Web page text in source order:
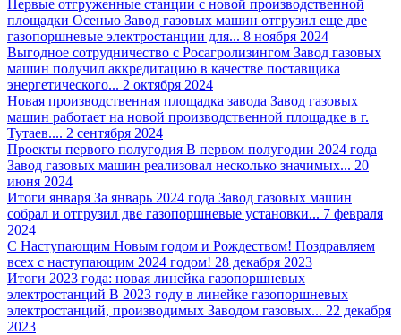
Первые отгруженные станции с новой производственной
площадки Осенью Завод газовых машин отгрузил еще две
газопоршневые электростанции для... 8 ноября 2024
Выгодное сотрудничество с Росагролизингом Завод газовых
машин получил аккредитацию в качестве поставщика
энергетического... 2 октября 2024
Новая производственная площадка завода Завод газовых
машин работает на новой производственной площадке в г.
Тутаев.... 2 сентября 2024
Проекты первого полугодия В первом полугодии 2024 года
Завод газовых машин реализовал несколько значимых... 20
июня 2024
Итоги января За январь 2024 года Завод газовых машин
собрал и отгрузил две газопоршневые установки... 7 февраля
2024
С Наступающим Новым годом и Рождеством! Поздравляем
всех с наступающим 2024 годом! 28 декабря 2023
Итоги 2023 года: новая линейка газопоршневых
электростанций В 2023 году в линейке газопоршневых
электростанций, производимых Заводом газовых... 22 декабря
2023